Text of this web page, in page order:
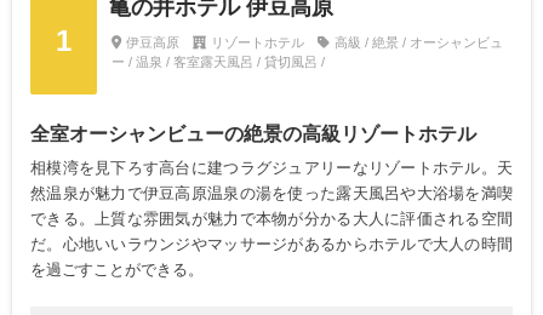
1
亀の井ホテル 伊豆高原
伊豆高原 リゾートホテル
高級 / 絶景 / オーシャンビュ
ー / 温泉 / 客室露天風呂 / 貸切風呂 /
全室オーシャンビューの絶景の高級リゾートホテル
相模湾を見下ろす高台に建つラグジュアリーなリゾートホテル。天
然温泉が魅力で伊豆高原温泉の湯を使った露天風呂や大浴場を満喫
できる。上質な雰囲気が魅力で本物が分かる大人に評価される空間
だ。心地いいラウンジやマッサージがあるからホテルで大人の時間
を過ごすことができる。